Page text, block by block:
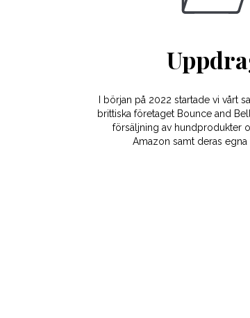
I början på 2022 startade vi vårt
brittiska företaget Bounce and
försäljning av hundprodukter
Amazon samt deras egna